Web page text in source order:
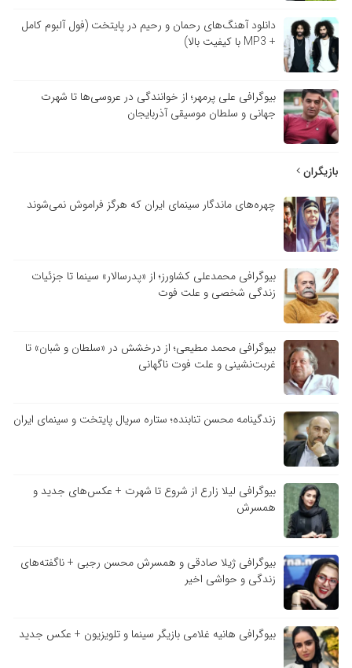
دانلود آهنگ‌های رحمان و رحیم در پایتخت (فول آلبوم کامل
+ MP3 با کیفیت بالا)
بیوگرافی علی پرمهر؛ از خوانندگی در عروسی‌ها تا شهرت
جهانی و سلطان موسیقی آذربایجان
بازیگران
چهره‌های ماندگار سینمای ایران که هرگز فراموش نمی‌شوند
بیوگرافی محمدعلی کشاورز؛ از «پدرسالار» سینما تا جزئیات
زندگی شخصی و علت فوت
بیوگرافی محمد مطیعی؛ از درخشش در «سلطان و شبان» تا
غربت‌نشینی و علت فوت ناگهانی
زندگینامه محسن تنابنده؛ ستاره سریال پایتخت و سینمای ایران
بیوگرافی لیلا زارع از شروع تا شهرت + عکس‌های جدید و
همسرش
بیوگرافی ژیلا صادقی و همسرش محسن رجبی + ناگفته‌های
زندگی و حواشی اخیر
بیوگرافی هانیه غلامی بازیگر سینما و تلویزیون + عکس جدید